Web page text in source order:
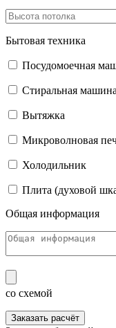
Бытовая техника
Посудомоечная
Стиральная машина
Вытяжка
Микроволновая
Холодильник
Плита (духовой
Общая информация
со схемой
Заказать расчёт